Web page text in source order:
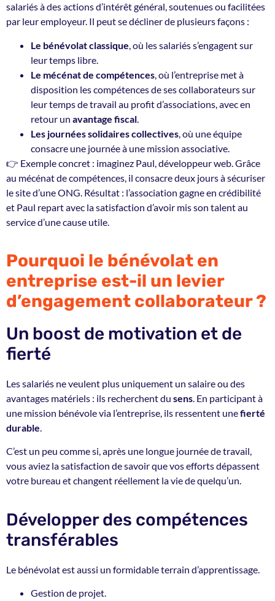
salariés à des actions d’intérêt général, soutenues ou facilitées
par leur employeur. Il peut se décliner de plusieurs façons :
Le bénévolat classique , où les salariés s’engagent sur
leur temps libre.
Le mécénat de compétences , où l’entreprise met à
disposition les compétences de ses collaborateurs sur
leur temps de travail au profit d’associations, avec en
retour un avantage fiscal
Les journées solidaires collectives , où une équipe
consacre une journée à une mission associative.
👉 Exemple concret : imaginez Paul, développeur web. Grâce
au mécénat de compétences, il consacre deux jours à sécuriser
le site d’une ONG. Résultat : l’association gagne en crédibilité
et Paul repart avec la satisfaction d’avoir mis son talent au
service d’une cause utile.
Pourquoi le bénévolat en
entreprise est-il un levier
d’engagement collaborateur ?
Un boost de motivation et de
fierté
Les salariés ne veulent plus uniquement un salaire ou des
avantages matériels : ils recherchent du sens. En participant à
une mission bénévole via l’entreprise, ils ressentent unefierté
durable.
C’est un peu comme si, après une longue journée de travail,
vous aviez la satisfaction de savoir que vos efforts dépassent
votre bureau et changent réellement la vie de quelqu’un.
Développer des compétences
transférables
Le bénévolat est aussi un formidable terrain d’apprentissage.
Gestion de projet.